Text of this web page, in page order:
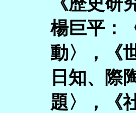
楊巨平：
動〉，《
日知、際
題〉，《